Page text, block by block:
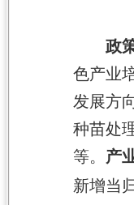
政
色产业
发展方
种苗处
等。 产
新增当